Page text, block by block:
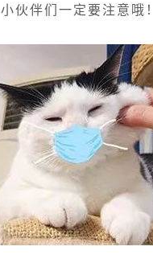
小伙伴们一定要注意哦！